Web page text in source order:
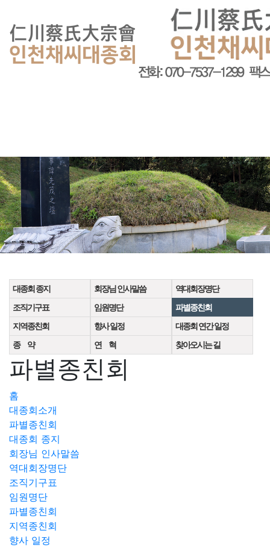
로그인
오늘0 어제0최대0전체0
">
대종회 종지 회장님 인사말씀
역대회장명단
조직기구표
임원명단
파별종친회
지역종친회
향사 일정
대종회 연간 일정
종 약
연 혁 찾아오시는 길
파별종친회
홈
대종회소개
파별종친회
대종회 종지
회장님 인사말씀
역대회장명단
조직기구표
임원명단
파별종친회
지역종친회
향사 일정